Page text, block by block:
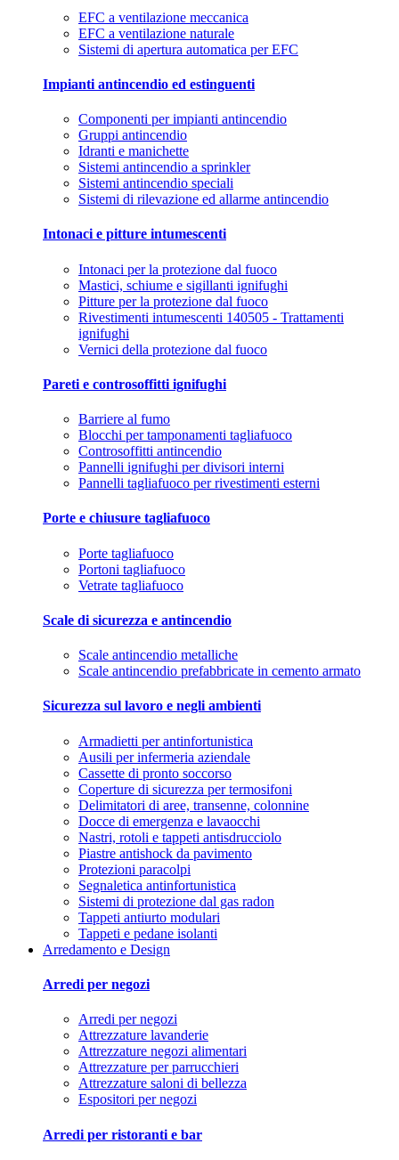
EFC a ventilazione meccanica
EFC a ventilazione naturale
Sistemi di apertura automatica per EFC
Impianti antincendio ed estinguenti
Componenti per impianti antincendio
Gruppi antincendio
Idranti e manichette
Sistemi antincendio a sprinkler
Sistemi antincendio speciali
Sistemi di rilevazione ed allarme antincendio
Intonaci e pitture intumescenti
Intonaci per la protezione dal fuoco
Mastici, schiume e sigillanti ignifughi
Pitture per la protezione dal fuoco
Rivestimenti intumescenti 140505 - Trattamenti
ignifughi
Vernici della protezione dal fuoco
Pareti e controsoffitti ignifughi
Barriere al fumo
Blocchi per tamponamenti tagliafuoco
Controsoffitti antincendio
Pannelli ignifughi per divisori interni
Pannelli tagliafuoco per rivestimenti esterni
Porte e chiusure tagliafuoco
Porte tagliafuoco
Portoni tagliafuoco
Vetrate tagliafuoco
Scale di sicurezza e antincendio
Scale antincendio metalliche
Scale antincendio prefabbricate in cemento armato
Sicurezza sul lavoro e negli ambienti
Armadietti per antinfortunistica
Ausili per infermeria aziendale
Cassette di pronto soccorso
Coperture di sicurezza per termosifoni
Delimitatori di aree, transenne, colonnine
Docce di emergenza e lavaocchi
Nastri, rotoli e tappeti antisdrucciolo
Piastre antishock da pavimento
Protezioni paracolpi
Segnaletica antinfortunistica
Sistemi di protezione dal gas radon
Tappeti antiurto modulari
Tappeti e pedane isolanti
Arredamento e Design
Arredi per negozi
Arredi per negozi
Attrezzature lavanderie
Attrezzature negozi alimentari
Attrezzature per parrucchieri
Attrezzature saloni di bellezza
Espositori per negozi
Arredi per ristoranti e bar